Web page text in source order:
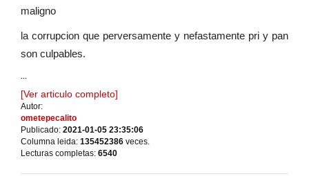
maligno
la corrupcion que perversamente y nefastamente pri y pan
son culpables.
...
[Ver articulo completo]
Autor:
ometepecalito
Publicado: 2021-01-05 23:35:06
Columna leida: 135452386 veces.
Lecturas completas: 6540